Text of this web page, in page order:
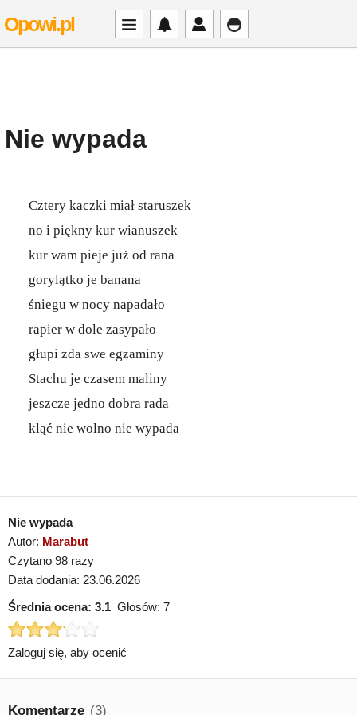
Opowi.pl
Nie wypada
Cztery kaczki miał staruszek
no i piękny kur wianuszek
kur wam pieje już od rana
gorylątko je banana
śniegu w nocy napadało
rapier w dole zasypało
głupi zda swe egzaminy
Stachu je czasem maliny
jeszcze jedno dobra rada
kląć nie wolno nie wypada
Nie wypada
Autor: Marabut
Czytano 98 razy
Data dodania: 23.06.2026
Średnia ocena: 3.1 Głosów: 7
Zaloguj się, aby ocenić
Komentarze (3)